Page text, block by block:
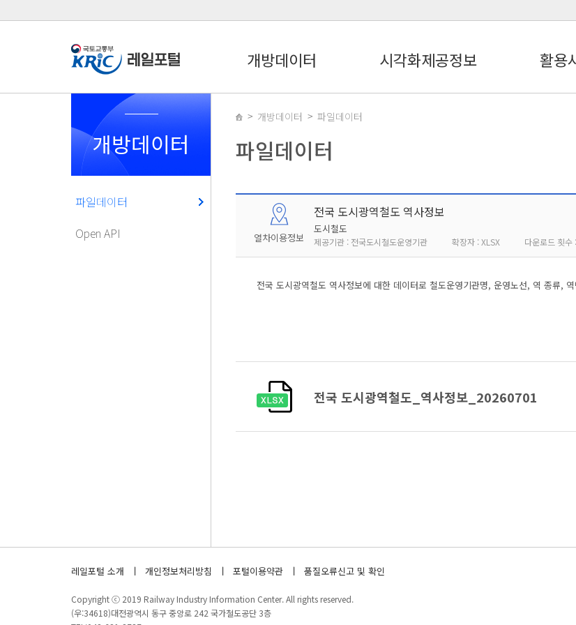
개방데이터 시각화제공정보 활용
개방데이터
파일데이터
Open API
개방데이터 파일데이터
파일데이터
열차이용정보
전국 도시광역철도 역사정보
도시철도
제공기관 : 전국도시철도운영기관 확장자 : XLSX 다운로드 횟수
전국 도시광역철도 역사정보에 대한 데이터로 철도운영기관명, 운영노선, 역 종류,
전국 도시광역철도_역사정보_20260701
레일포털 소개 개인정보처리방침 포털이용약관 품질오류신고 및 확인
Copyright ⓒ 2019 Railway Industry Information Center. All rights reserved.
(우:34618)대전광역시 동구 중앙로 242 국가철도공단 3층